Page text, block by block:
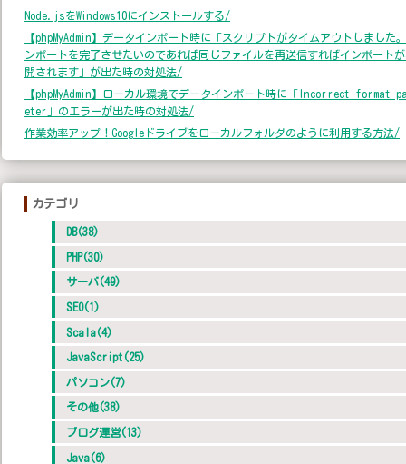
Node.jsをWindows10にインストールする/
【phpMyAdmin】データインポート時に「スクリプトがタイムアウトしました
ンポートを完了させたいのであれば同じファイルを再送信すればインポート
開されます」が出た時の対処法/
【phpMyAdmin】ローカル環境でデータインポート時に「Incorrect format
eter」のエラーが出た時の対処法/
作業効率アップ！Googleドライブをローカルフォルダのように利用する方法/
カテゴリ
DB(38)
PHP(30)
サーバ(49)
SEO(1)
Scala(4)
JavaScript(25)
パソコン(7)
その他(38)
ブログ運営(13)
Java(6)